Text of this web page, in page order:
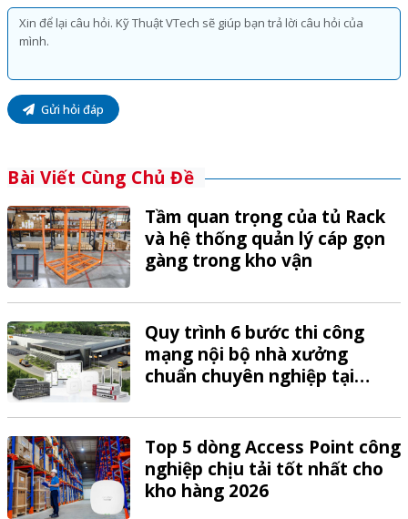
Gửi hỏi đáp
Bài Viết Cùng Chủ Đề
Tầm quan trọng của tủ Rack
và hệ thống quản lý cáp gọn
gàng trong kho vận
Quy trình 6 bước thi công
mạng nội bộ nhà xưởng
chuẩn chuyên nghiệp tại
Top 5 dòng Access Point công
nghiệp chịu tải tốt nhất cho
kho hàng 2026